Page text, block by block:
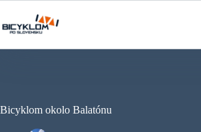
obsah
Bicyklom okolo Balatónu